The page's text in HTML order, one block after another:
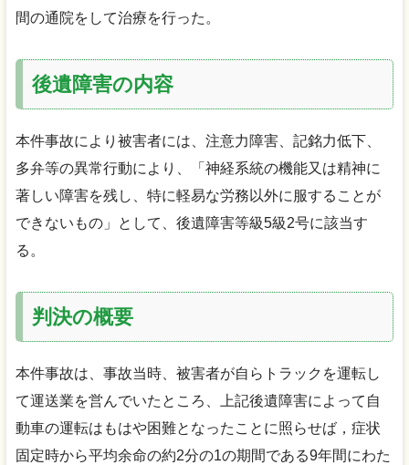
間の通院をして治療を行った。
後遺障害の内容
本件事故により被害者には、注意力障害、記銘力低下、
多弁等の異常行動により、「神経系統の機能又は精神に
著しい障害を残し、特に軽易な労務以外に服することが
できないもの」として、後遺障害等級5級2号に該当す
る。
判決の概要
本件事故は、事故当時、被害者が自らトラックを運転し
て運送業を営んでいたところ、上記後遺障害によって自
動車の運転はもはや困難となったことに照らせば，症状
固定時から平均余命の約2分の1の期間である9年間にわた